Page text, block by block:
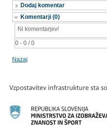
Dodaj komentar
Komentarji (0)
0 - 0 / 0
Ni komentarjev!
Nazaj